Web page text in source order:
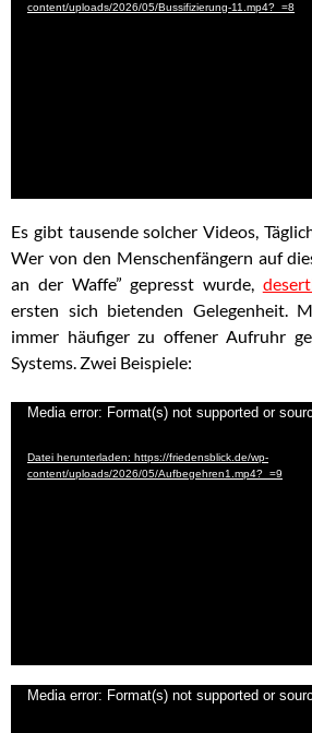
content/uploads/2026/05/Bussifizierung-11.mp4?_=8
Es gibt tausende solcher Videos,
Wer von den Menschenfängern auf
an der Waffe” gepresst wurde,
ersten sich bietenden Gelegenheit.
immer häufiger zu offener Aufruhr
Systems. Zwei Beispiele:
Video-
Media error: Format(s) not supported or
Datei herunterladen: https://friedensblick.de/wp-
content/uploads/2026/05/Aufbegehren1.mp4?_=9
Video-
Media error: Format(s) not supported or